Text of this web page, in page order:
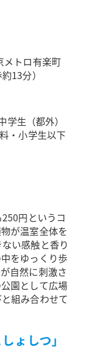
メトロ有楽町
13分）
生（都外）
・小学生以下
円というコ
が温室全体を
い感触と香り
をゆっくり歩
自然に刺激さ
園として広場
組み合わせて
ょしつ」